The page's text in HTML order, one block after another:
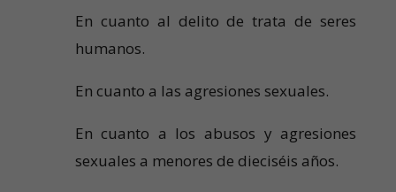
En cuanto al delito de trata de seres
humanos.
En cuanto a las agresiones sexuales.
En cuanto a los abusos y agresiones
sexuales a menores de dieciséis años.